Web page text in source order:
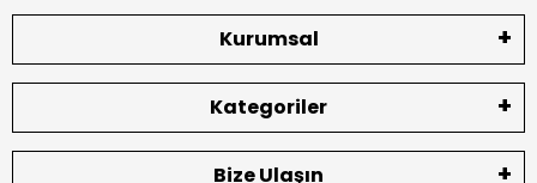
Kurumsal
Kategoriler
Bize Ulaşın